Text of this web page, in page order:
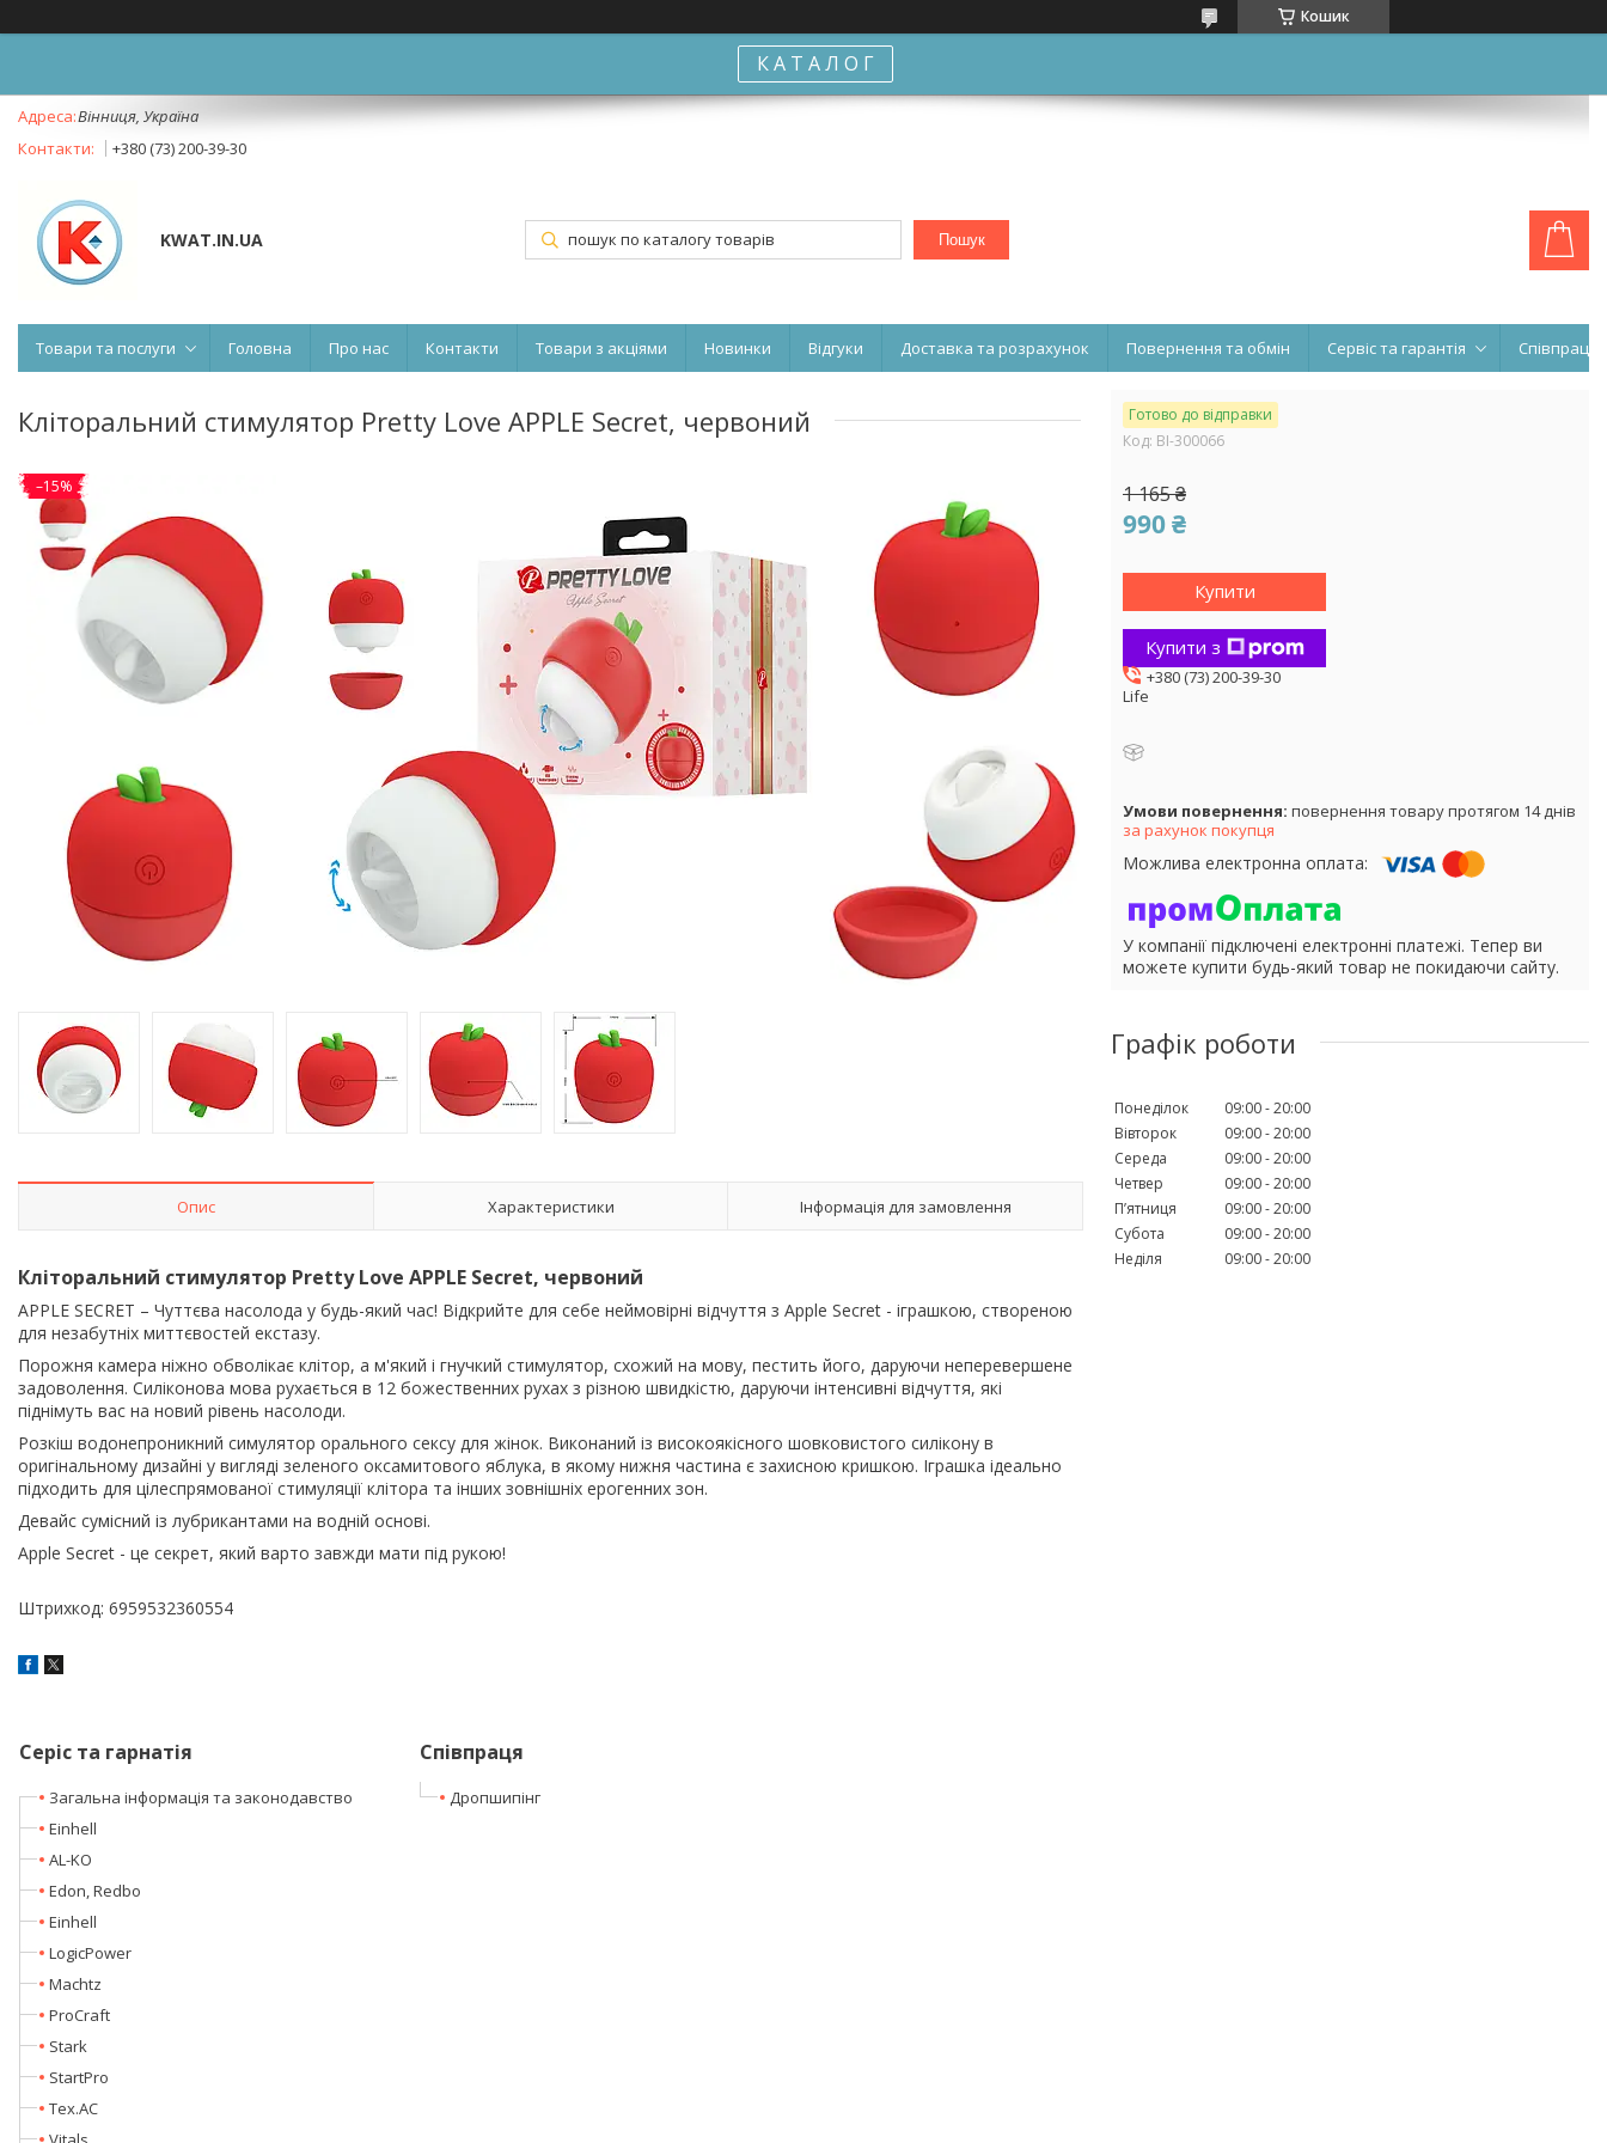
Кошик
К А Т А Л О Г
Вінниця, Україна
+380 (73) 200-39-30
KWAT.IN.UA Пошук
Товари та послуги Головна Про нас Контакти Товари з акціями Новинки Відгуки Доставка та розрахунок Повернення та обмін Сервіс та гарантія Співпраця
Кліторальний стимулятор Pretty Love APPLE Secret, червоний
–15%
Опис Характеристики Інформація для замовлення
Кліторальний стимулятор Pretty Love APPLE Secret, червоний
APPLE SECRET – Чуттєва насолода у будь-який час! Відкрийте для себе неймовірні відчуття з Apple Secret - іграшкою, створеною
для незабутніх миттєвостей екстазу.
Порожня камера ніжно обволікає клітор, а м'який і гнучкий стимулятор, схожий на мову, пестить його, даруючи неперевершене
задоволення. Силіконова мова рухається в 12 божественних рухах з різною швидкістю, даруючи інтенсивні відчуття, які
піднімуть вас на новий рівень насолоди.
Розкіш водонепроникний симулятор орального сексу для жінок. Виконаний із високоякісного шовковистого силікону в
оригінальному дизайні у вигляді зеленого оксамитового яблука, в якому нижня частина є захисною кришкою. Іграшка ідеально
підходить для цілеспрямованої стимуляції клітора та інших зовнішніх ерогенних зон.
Девайс сумісний із лубрикантами на водній основі.
Apple Secret - це секрет, який варто завжди мати під рукою!
Штрихкод: 6959532360554
Готово до відправки
Код: BI-300066
1 165 ₴
990 ₴
Купити
Купити з
+380 (73) 200-39-30
Life
повернення товару протягом 14 днів
за рахунок покупця
У компанії підключені електронні платежі. Тепер ви
можете купити будь-який товар не покидаючи сайту.
Графік роботи
Понеділок 09:00 20:00
Вівторок
09:00 20:00
Середа
09:00 20:00
Четвер
09:00 20:00
Пʼятниця
09:00 20:00
Субота
09:00 20:00
Неділя
09:00 20:00
Серіс та гарнатія
Загальна інформація та законодавство
Einhell
AL-KO
Edon, Redbo
Einhell
LogicPower
Machtz
ProCraft
Stark
StartPro
Tex.AC
Співпраця
Дропшипінг